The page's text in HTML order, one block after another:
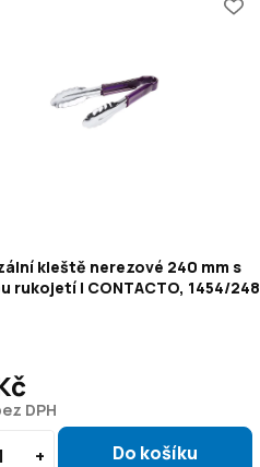
kleště nerezové 240 mm s
rukojetí | CONTACTO, 1454/248
DPH